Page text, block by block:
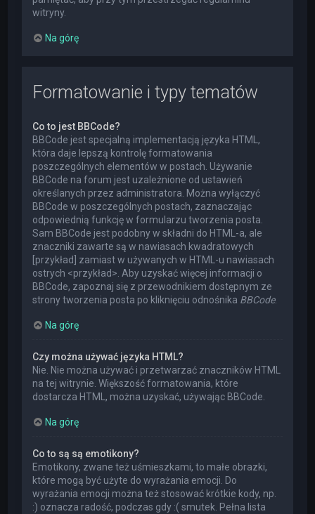
witryny.
Na górę
Formatowanie i typy tematów
Co to jest BBCode?
BBCode jest specjalną implementacją języka HTML,
która daje lepszą kontrolę formatowania
poszczególnych elementów w postach. Używanie
BBCode na forum jest uzależnione od ustawień
określanych przez administratora. Można wyłączyć
BBCode w poszczególnych postach, zaznaczając
odpowiednią funkcję w formularzu tworzenia posta.
Sam BBCode jest podobny w składni do HTML-a, ale
znaczniki zawarte są w nawiasach kwadratowych
[przykład] zamiast w używanych w HTML-u nawiasach
ostrych <przykład>. Aby uzyskać więcej informacji o
BBCode, zapoznaj się z przewodnikiem dostępnym ze
strony tworzenia posta po kliknięciu odnośnika BBCode.
Na górę
Czy można używać języka HTML?
Nie. Nie można używać i przetwarzać znaczników HTML
na tej witrynie. Większość formatowania, które
dostarcza HTML, można uzyskać, używając BBCode.
Na górę
Co to są są emotikony?
Emotikony, zwane też uśmieszkami, to małe obrazki,
które mogą być użyte do wyrażania emocji. Do
wyrażania emocji można też stosować krótkie kody, np.
:) oznacza radość, podczas gdy :( smutek. Pełna lista